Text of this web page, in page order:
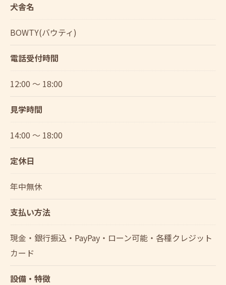
犬舎名
BOWTY(バウティ)
電話受付時間
12:00 ～ 18:00
見学時間
14:00 ～ 18:00
定休日
年中無休
支払い方法
現金・銀行振込・PayPay・ローン可能・各種クレジット
カード
設備・特徴